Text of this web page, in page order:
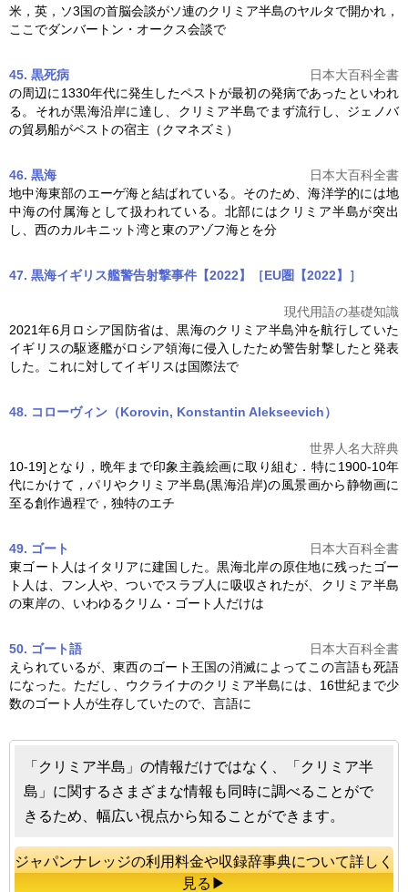
米，英，ソ3国の首脳会談がソ連のクリミア半島のヤルタで開かれ，
ここでダンバートン・オークス会談で
45. 黒死病
日本大百科全書
の周辺に1330年代に発生したペストが最初の発病であったといわれ
る。それが黒海沿岸に達し、 クリミア半島でまず流行し、ジェノバ
の貿易船がペストの宿主（クマネズミ）
46. 黒海
日本大百科全書
地中海東部のエーゲ海と結ばれている。そのため、海洋学的には地
中海の付属海として扱われている。北部にはクリミア半島が突出
し、西のカルキニット湾と東のアゾフ海とを分
47. 黒海イギリス艦警告射撃事件【2022】［EU圏【2022】］
現代用語の基礎知識
2021年6月ロシア国防省は、黒海のクリミア半島沖を航行していた
イギリスの駆逐艦がロシア領海に侵入したため警告射撃したと発表
した。これに対してイギリスは国際法で
48. コローヴィン（Korovin, Konstantin Alekseevich）
世界人名大辞典
10-19]となり，晩年まで印象主義絵画に取り組む．特に1900-10年
代にかけて，パリやクリミア半島(黒海沿岸)の風景画から静物画に
至る創作過程で，独特のエチ
49. ゴート
日本大百科全書
東ゴート人はイタリアに建国した。黒海北岸の原住地に残ったゴー
ト人は、フン人や、ついでスラブ人に吸収されたが、 クリミア半島
の東岸の、いわゆるクリム・ゴート人だけは
50. ゴート語
日本大百科全書
えられているが、東西のゴート王国の消滅によってこの言語も死語
になった。ただし、ウクライナのクリミア半島には、16世紀まで少
数のゴート人が生存していたので、言語に
「クリミア半島」の情報だけではなく、「クリミア半
島」に関するさまざまな情報も同時に調べることがで
きるため、幅広い視点から知ることができます。
ジャパンナレッジの利用料金や収録辞事典について詳しく
見る▶